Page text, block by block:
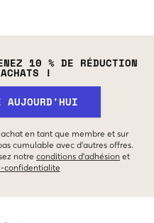
10 % DE RÉDUCTION
!
AUJOURD'HUI
en tant que membre et sur
cumulable avec d'autres offres.
notre conditions d'adhésion et
confidentialite